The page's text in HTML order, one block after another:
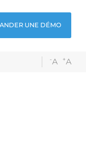
UNE DÉMO
-A +A